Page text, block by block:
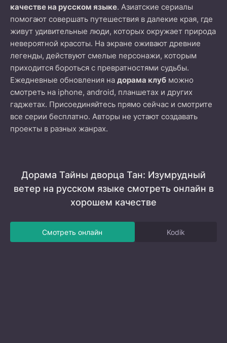
качестве на русском языке. Азиатские сериалы
помогают совершать путешествия в далекие края, где
живут удивительные люди, которых окружает природа
невероятной красоты. На экране оживают древние
легенды, действуют смелые персонажи, которым
приходится бороться с превратностями судьбы.
Ежедневные обновления на дорама клуб можно
смотреть на iphone, android, планшетах и других
гаджетах. Присоединяйтесь прямо сейчас и смотрите
все серии бесплатно. Авторы не устают создавать
проекты в разных жанрах.
Дорама Тайны дворца Тан: Изумрудный
ветер на русском языке смотреть онлайн в
хорошем качестве
Смотреть онлайн Kodik